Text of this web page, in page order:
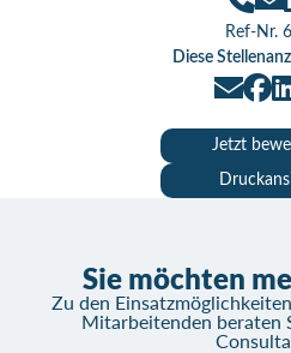
Ref-Nr.
Diese
Jetzt
Sie möchten
Zu den
Mitarbeitenden beraten